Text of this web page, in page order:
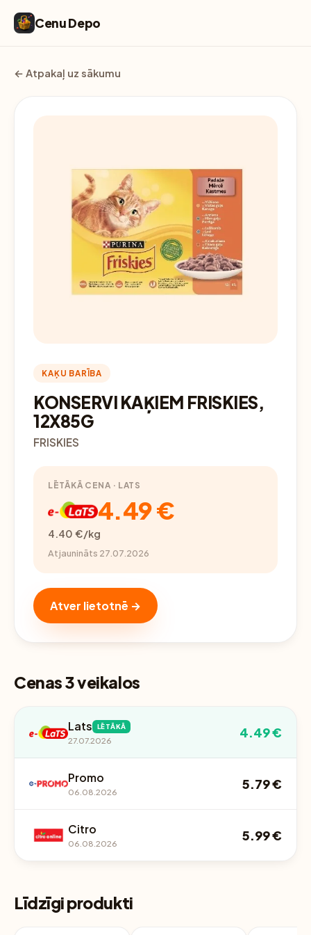
Cenu Depo
← Atpakaļ uz sākumu
KAĶU BARĪBA
KONSERVI KAĶIEM FRISKIES,
12X85G
FRISKIES
LĒTĀKĀ CENA · LATS
4.49 €
4.40 €/kg
Atjaunināts 27.07.2026
Atver lietotnē →
Cenas 3 veikalos
Lats LĒTĀKĀ
27.07.2026
4.49 €
Promo
06.08.2026
5.79 €
Citro
06.08.2026
5.99 €
Līdzīgi produkti